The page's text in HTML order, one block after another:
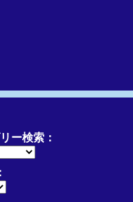
ー検索：